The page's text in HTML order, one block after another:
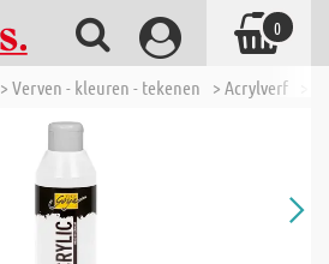
> Verven - kleuren - tekenen > Acrylverf
0